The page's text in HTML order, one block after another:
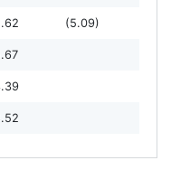
(5.09)